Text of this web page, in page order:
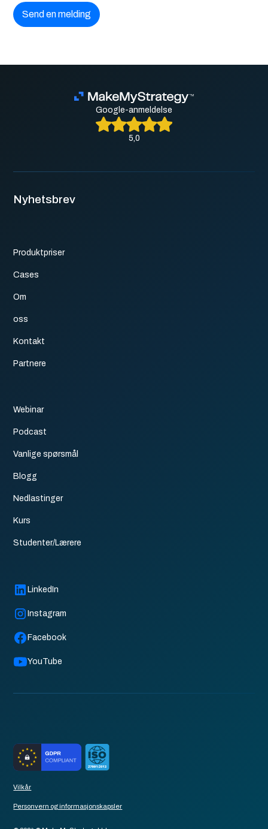
Google-anmeldelse
5,0
Nyhetsbrev
Produktpriser
Cases
Om
oss
Kontakt
Partnere
Webinar
Podcast
Vanlige spørsmål
Blogg
Nedlastinger
Kurs
Studenter/Lærere
LinkedIn
Instagram
Facebook
YouTube
Vilkår
Personvern og informasjonskapsler